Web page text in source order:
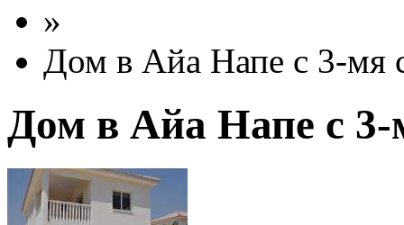
»
Дом в Айа Напе с 3-мя
Дом в Айа Напе с